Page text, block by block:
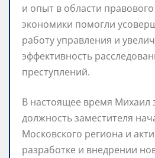
и опыт в области
экономики помогли
работу управления и
эффективность
преступлений.
В настоящее время Михаил
должность заместителя
Московского региона и
разработке и внедрении